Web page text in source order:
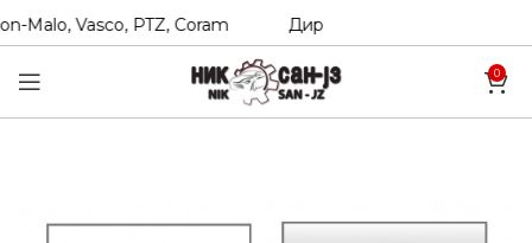
Vasco, PTZ, Coram Директни увозници на
0